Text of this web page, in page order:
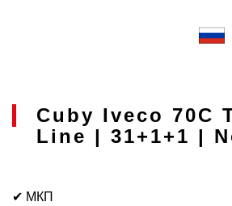
Cuby Iveco 70C
Line | 31+1+1 |
✔ МКП